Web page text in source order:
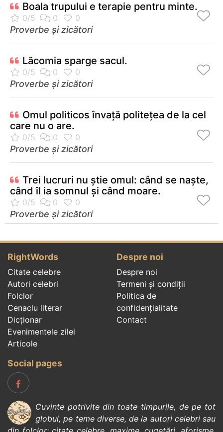
Boala trupului e terapie pentru minte.
Proverbe și zicători
Lăcomia sparge sacul.
Proverbe și zicători
Omul politicos învaţă politeţea de la cel
care nu o are.
Proverbe și zicători
Trei lucruri nu știe omul: când se naște,
când îl ia somnul și când moare.
Proverbe și zicători
RightWords
Citate celebre
Autori celebri
Folclor
Cenaclu literar
Dicționar
Evenimentele zilei
Articole
Despre noi
Despre noi
Termeni și condiții
Politica de
confidenţialitate
Contact
Social pages
Cuvinte potrivite din toate timpurile, de pe tot
globul, pe teme diverse, de la autori celebrisau